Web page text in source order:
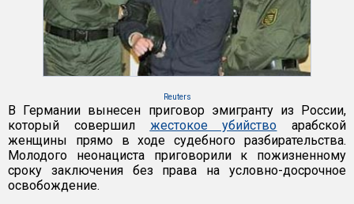
Reuters
В Германии вынесен приговор эмигранту из России,
который совершил жестокое убийство арабской
женщины прямо в ходе судебного разбирательства.
Молодого неонациста приговорили к пожизненному
сроку заключения без права на условно-досрочное
освобождение.